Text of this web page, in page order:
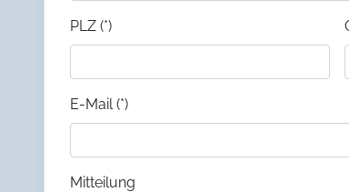
PLZ (*)
E-Mail (*)
Mitteilung